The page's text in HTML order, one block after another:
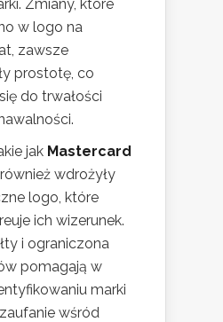
Zmiany, które
w logo na
zawsze
prostotę, co
do trwałości
jak Mastercard
, również wdrożyły
logo, które
ich wizerunek.
i ograniczona
pomagają w
marki
wśród